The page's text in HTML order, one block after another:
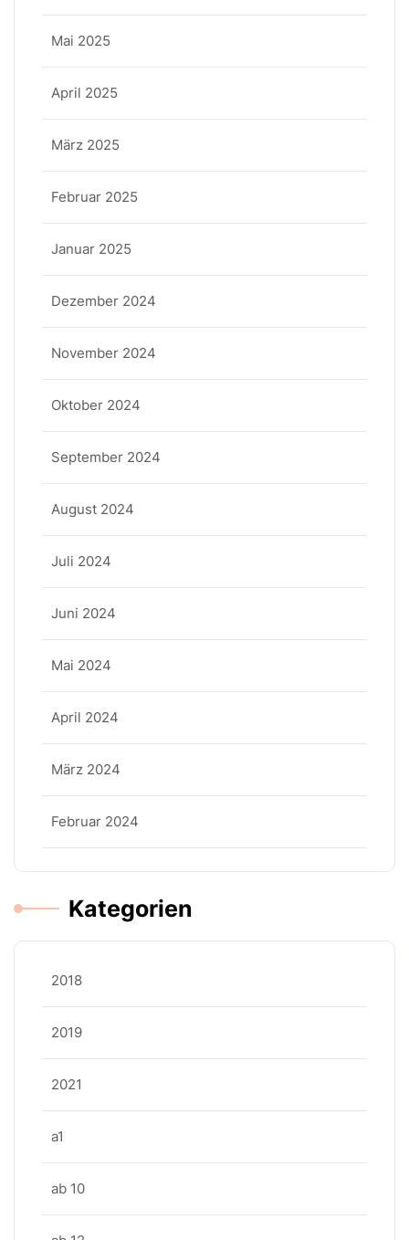
Mai 2025
April 2025
März 2025
Februar 2025
Januar 2025
Dezember 2024
November 2024
Oktober 2024
September 2024
August 2024
Juli 2024
Juni 2024
Mai 2024
April 2024
März 2024
Februar 2024
Kategorien
2018
2019
2021
a1
ab 10